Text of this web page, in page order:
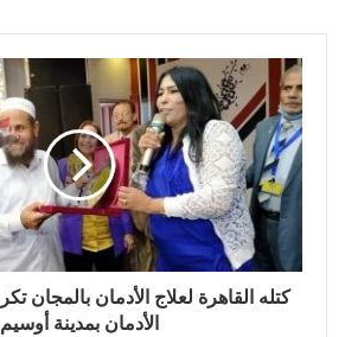
الأدمان بمدينة أوسيم